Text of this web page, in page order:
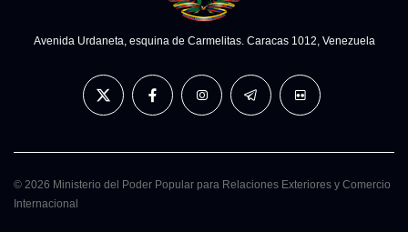
Avenida Urdaneta, esquina de Carmelitas. Caracas 1012, Venezuela
© 2026 Ministerio del Poder Popular para Relaciones Exteriores y Comercio
Internacional